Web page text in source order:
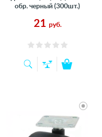
обр. черный (300шт.)
21 руб.